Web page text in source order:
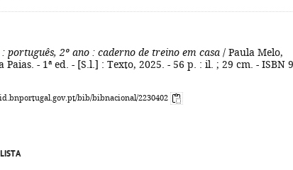
: português, 2º ano : caderno de treino em casa / Paula Melo,
Paias. - 1ª ed. - [S.l.] : Texto, 2025. - 56 p. : il. ; 29 cm. - ISBN
bib/bibnacional/2230402